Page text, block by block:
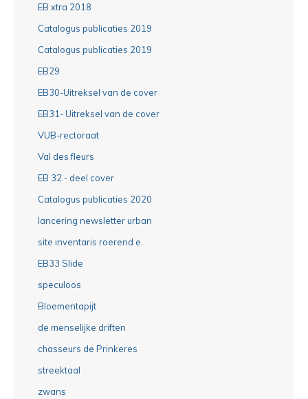
EB xtra 2018
Catalogus publicaties 2019
Catalogus publicaties 2019
EB29
EB30-Uitreksel van de cover
EB31- Uitreksel van de cover
VUB-rectoraat
Val des fleurs
EB 32 - deel cover
Catalogus publicaties 2020
lancering newsletter urban
site inventaris roerend e.
EB33 Slide
speculoos
Bloementapijt
de menselijke driften
chasseurs de Prinkeres
streektaal
zwans